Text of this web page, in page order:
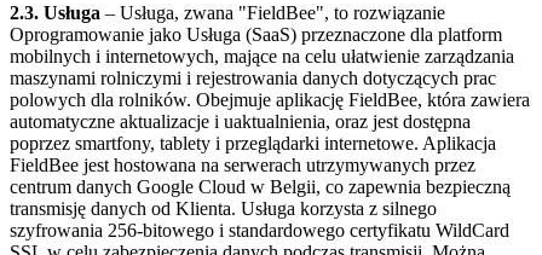
2.3. Usługa – Usługa, zwana "FieldBee", to rozwiązanie
Oprogramowanie jako Usługa (SaaS) przeznaczone dla platform
mobilnych i internetowych, mające na celu ułatwienie zarządzania
maszynami rolniczymi i rejestrowania danych dotyczących prac
polowych dla rolników. Obejmuje aplikację FieldBee, która zawiera
automatyczne aktualizacje i uaktualnienia, oraz jest dostępna
poprzez smartfony, tablety i przeglądarki internetowe. Aplikacja
FieldBee jest hostowana na serwerach utrzymywanych przez
centrum danych Google Cloud w Belgii, co zapewnia bezpieczną
transmisję danych od Klienta. Usługa korzysta z silnego
szyfrowania 256-bitowego i standardowego certyfikatu WildCard